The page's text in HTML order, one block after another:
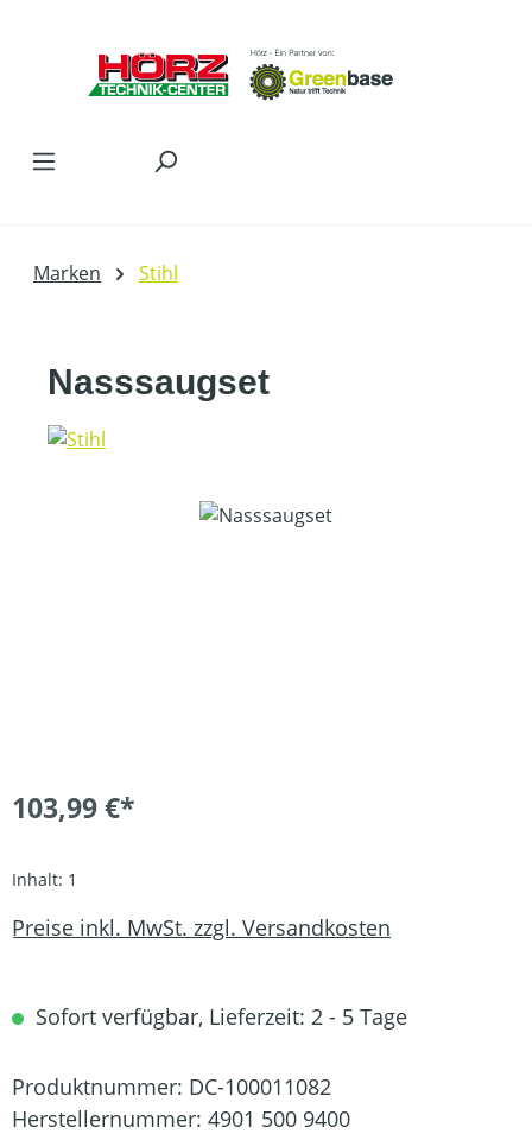
Marken Stihl
Nasssaugset
Bildergalerie überspringen
103,99 €*
Inhalt: 1
Preise inkl. MwSt. zzgl. Versandkosten
Sofort verfügbar, Lieferzeit: 2 - 5 Tage
Produktnummer: DC-100011082
Herstellernummer: 4901 500 9400